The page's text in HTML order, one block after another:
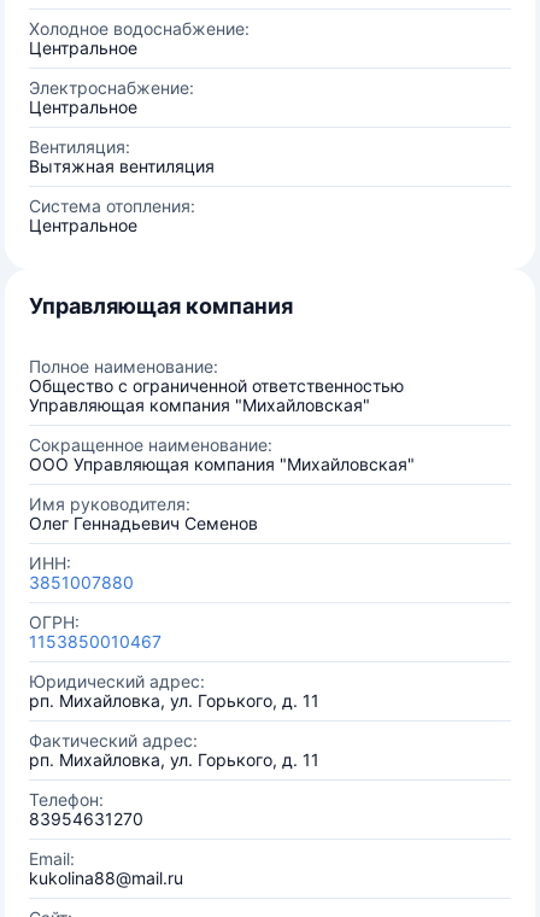
Холодное водоснабжение:
Центральное
Электроснабжение:
Центральное
Вентиляция:
Вытяжная вентиляция
Система отопления:
Центральное
Управляющая компания
Полное наименование:
Общество с ограниченной ответственностью
Управляющая компания "Михайловская"
Сокращенное наименование:
ООО Управляющая компания "Михайловская"
Имя руководителя:
Олег Геннадьевич Семенов
ИНН:
3851007880
ОГРН:
1153850010467
Юридический адрес:
рп. Михайловка, ул. Горького, д. 11
Фактический адрес:
рп. Михайловка, ул. Горького, д. 11
Телефон:
83954631270
Email:
kukolina88@mail.ru